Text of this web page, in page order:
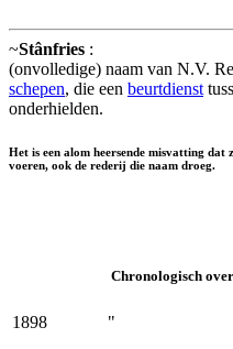
~Stânfries :
(onvolledige) naam van N.V.
schepen, die een beurtdienst
onderhielden.
Het is een alom heersende misvatting dat
voeren, ook de rederij die naam droeg.
Chronologisch
1898 "